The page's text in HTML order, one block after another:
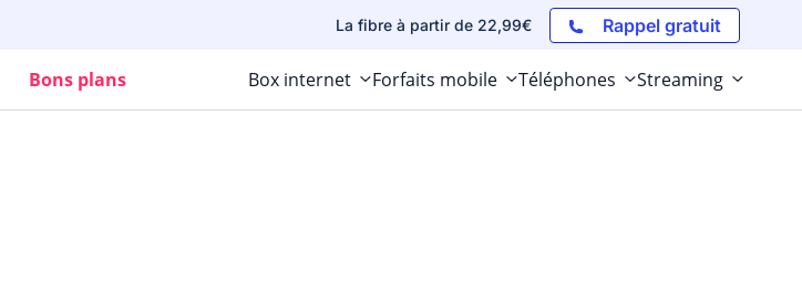
La fibre à partir de 22,99€ Rappel gratuit
Bons plans Box internet Forfaits mobile Téléphones Streaming